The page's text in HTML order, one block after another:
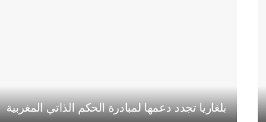
بلغاريا تجدد دعمها لمبادرة الحكم الذاتي المغربية